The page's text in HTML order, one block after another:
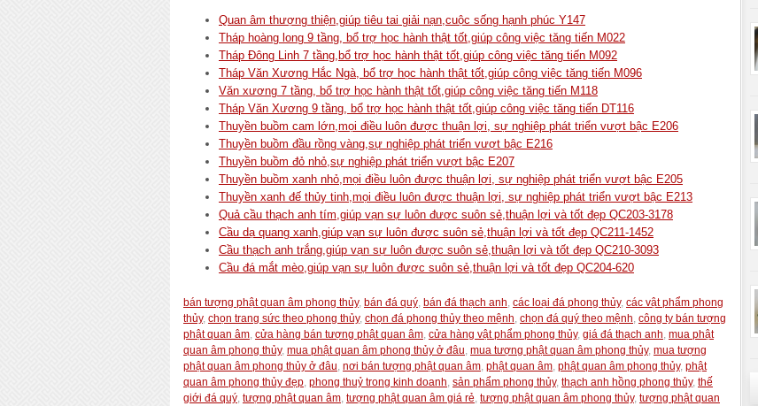
Quan âm thượng thiện,giúp tiêu tai giải nạn,cuộc sống hạnh phúc Y147
Tháp hoàng long 9 tầng, bổ trợ học hành thật tốt,giúp công việc tăng tiến M022
Tháp Đông Linh 7 tầng,bổ trợ học hành thật tốt,giúp công việc tăng tiến M092
Tháp Văn Xương Hắc Ngà, bổ trợ học hành thật tốt,giúp công việc tăng tiến M096
Văn xương 7 tầng, bổ trợ học hành thật tốt,giúp công việc tăng tiến M118
Tháp Văn Xương 9 tầng, bổ trợ học hành thật tốt,giúp công việc tăng tiến DT116
Thuyền buồm cam lớn,mọi điều luôn được thuận lợi, sự nghiệp phát triển vượt bậc E206
Thuyền buồm đầu rồng vàng,sự nghiệp phát triển vượt bậc E216
Thuyền buồm đỏ nhỏ,sự nghiệp phát triển vượt bậc E207
Thuyền buồm xanh nhỏ,mọi điều luôn được thuận lợi, sự nghiệp phát triển vượt bậc E205
Thuyền xanh đế thủy tinh,mọi điều luôn được thuận lợi, sự nghiệp phát triển vượt bậc E213
Quả cầu thạch anh tím,giúp vạn sự luôn được suôn sẻ,thuận lợi và tốt đẹp QC203-3178
Cầu dạ quang xanh,giúp vạn sự luôn được suôn sẻ,thuận lợi và tốt đẹp QC211-1452
Cầu thạch anh trắng,giúp vạn sự luôn được suôn sẻ,thuận lợi và tốt đẹp QC210-3093
Cầu đá mắt mèo,giúp vạn sự luôn được suôn sẻ,thuận lợi và tốt đẹp QC204-620
bán tượng phật quan âm phong thủy, bán đá quý, bán đá thạch anh, các loại đá phong thủy, các vật phẩm phong
thủy, chọn trang sức theo phong thủy, chọn đá phong thủy theo mệnh, chọn đá quý theo mệnh, công ty bán tượng
phật quan âm, cửa hàng bán tượng phật quan âm, cửa hàng vật phẩm phong thủy, giá đá thạch anh, mua phật
quan âm phong thủy, mua phật quan âm phong thủy ở đâu, mua tượng phật quan âm phong thủy, mua tượng
phật quan âm phong thủy ở đâu, nơi bán tượng phật quan âm, phật quan âm, phật quan âm phong thủy, phật
quan âm phong thủy đẹp, phong thuỷ trong kinh doanh, sản phẩm phong thủy, thạch anh hồng phong thủy, thế
giới đá quý, tượng phật quan âm, tượng phật quan âm giá rẻ, tượng phật quan âm phong thủy, tượng phật quan